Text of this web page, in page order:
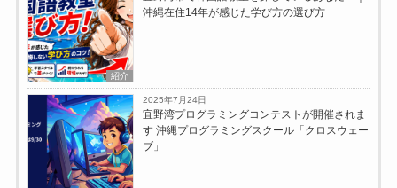
紹介
沖縄在住14年が感じた学び方の選び方
2025年7月24日
宜野湾プログラミングコンテストが開催されま
す 沖縄プログラミングスクール「クロスウェー
ブ」